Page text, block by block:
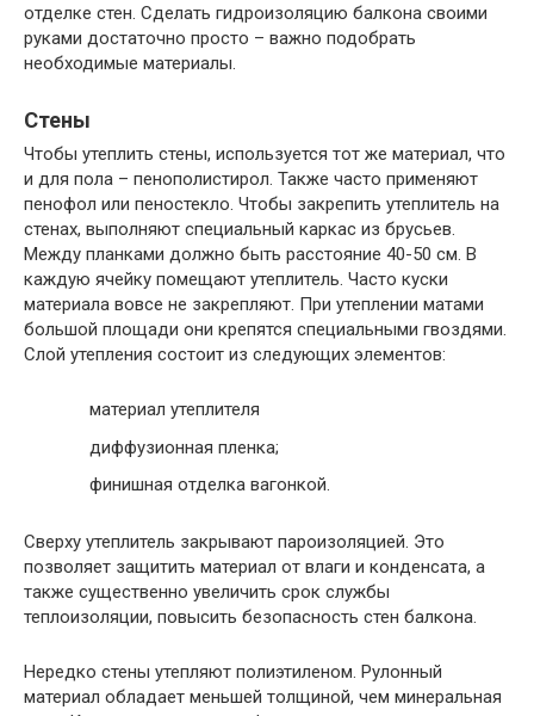
отделке стен. Сделать гидроизоляцию балкона своими
руками достаточно просто – важно подобрать
необходимые материалы.
Стены
Чтобы утеплить стены, используется тот же материал, что
и для пола – пенополистирол. Также часто применяют
пенофол или пеностекло. Чтобы закрепить утеплитель на
стенах, выполняют специальный каркас из брусьев.
Между планками должно быть расстояние 40-50 см. В
каждую ячейку помещают утеплитель. Часто куски
материала вовсе не закрепляют. При утеплении матами
большой площади они крепятся специальными гвоздями.
Слой утепления состоит из следующих элементов:
материал утеплителя
диффузионная пленка;
финишная отделка вагонкой.
Сверху утеплитель закрывают пароизоляцией. Это
позволяет защитить материал от влаги и конденсата, а
также существенно увеличить срок службы
теплоизоляции, повысить безопасность стен балкона.
Нередко стены утепляют полиэтиленом. Рулонный
материал обладает меньшей толщиной, чем минеральная